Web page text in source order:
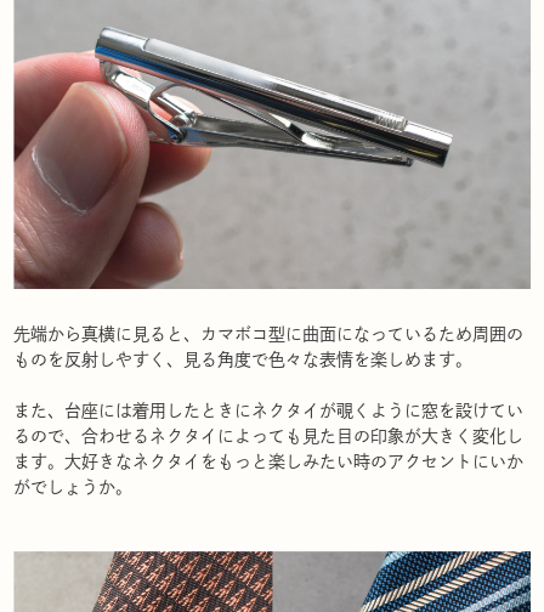
先端から真横に見ると、カマボコ型に曲面になっているため周囲の
ものを反射しやすく、見る角度で色々な表情を楽しめます。
また、台座には着用したときにネクタイが覗くように窓を設けてい
るので、合わせるネクタイによっても見た目の印象が大きく変化し
ます。大好きなネクタイをもっと楽しみたい時のアクセントにいか
がでしょうか。